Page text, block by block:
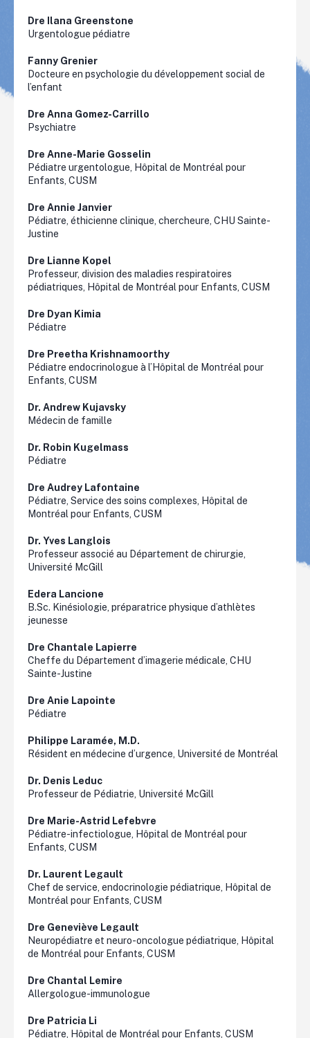
Dre Ilana Greenstone
Urgentologue pédiatre
Fanny Grenier
Docteure en psychologie du développement social de
l’enfant
Dre Anna Gomez-Carrillo
Psychiatre
Dre Anne-Marie Gosselin
Pédiatre urgentologue, Hôpital de Montréal pour
Enfants, CUSM
Dre Annie Janvier
Pédiatre, éthicienne clinique, chercheure, CHU Sainte-
Justine
Dre Lianne Kopel
Professeur, division des maladies respiratoires
pédiatriques, Hôpital de Montréal pour Enfants, CUSM
Dre Dyan Kimia
Pédiatre
Dre Preetha Krishnamoorthy
Pédiatre endocrinologue à l’Hôpital de Montréal pour
Enfants, CUSM
Dr. Andrew Kujavsky
Médecin de famille
Dr. Robin Kugelmass
Pédiatre
Dre Audrey Lafontaine
Pédiatre, Service des soins complexes, Hôpital de
Montréal pour Enfants, CUSM
Dr. Yves Langlois
Professeur associé au Département de chirurgie,
Université McGill
Edera Lancione
B.Sc. Kinésiologie, préparatrice physique d’athlètes
jeunesse
Dre Chantale Lapierre
Cheffe du Département d’imagerie médicale, CHU
Sainte-Justine
Dre Anie Lapointe
Pédiatre
Philippe Laramée, M.D.
Résident en médecine d’urgence, Université de Montréal
Dr. Denis Leduc
Professeur de Pédiatrie, Université McGill
Dre Marie-Astrid Lefebvre
Pédiatre-infectiologue, Hôpital de Montréal pour
Enfants, CUSM
Dr. Laurent Legault
Chef de service, endocrinologie pédiatrique, Hôpital de
Montréal pour Enfants, CUSM
Dre Geneviève Legault
Neuropédiatre et neuro-oncologue pédiatrique, Hôpital
de Montréal pour Enfants, CUSM
Dre Chantal Lemire
Allergologue-immunologue
Dre Patricia Li
Pédiatre, Hôpital de Montréal pour Enfants, CUSM